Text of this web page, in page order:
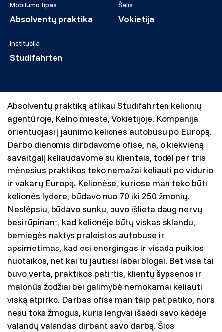
Mobilumo tipas
Absolventų praktika
Šalis
Vokietija
Institucija
Studifahrten
Absolventų praktiką atlikau Studifahrten kelionių
agentūroje, Kelno mieste, Vokietijoje. Kompanija
orientuojasi į jaunimo keliones autobusu po Europą.
Darbo dienomis dirbdavome ofise, na, o kiekvieną
savaitgalį keliaudavome su klientais, todėl per tris
mėnesius praktikos teko nemažai keliauti po vidurio
ir vakarų Europą. Kelionėse, kuriose man teko būti
kelionės lydere, būdavo nuo 70 iki 250 žmonių.
Neslėpsiu, būdavo sunku, buvo išlieta daug nervų
besirūpinant, kad kelionėje būtų viskas sklandu,
bemiegės naktys praleistos autobuse ir
apsimetimas, kad esi energingas ir visada puikios
nuotaikos, net kai tu jautiesi labai blogai. Bet visa tai
buvo verta, praktikos patirtis, klientų šypsenos ir
malonūs žodžiai bei galimybė nemokamai keliauti
viską atpirko. Darbas ofise man taip pat patiko, nors
nesu toks žmogus, kuris lengvai išsėdi savo kėdėje
valandų valandas dirbant savo darbą. Šios